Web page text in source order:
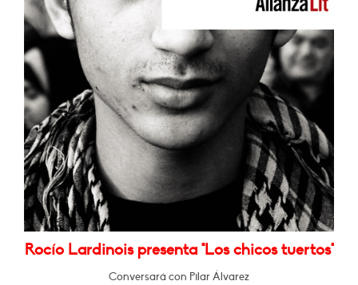
Rocío Lardinois presenta "Los chicos tuertos"
Conversará con Pilar Álvarez